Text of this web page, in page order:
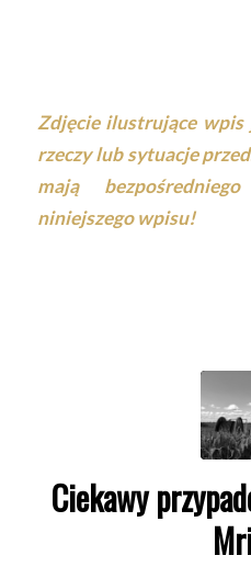
Zdjęcie ilustrujące wpis
rzeczy lub sytuacje
mają
niniejszego wpisu!
Ciekawy